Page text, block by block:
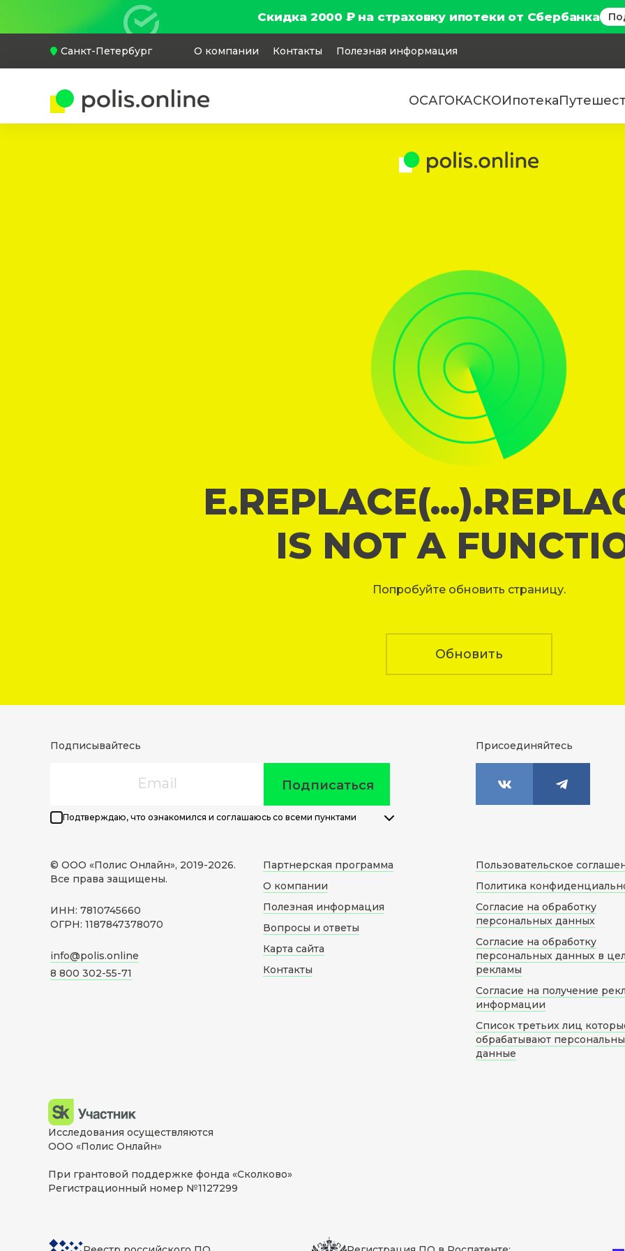
Скидка 2000 ₽ на страховку ипотеки от Сбербанка
Санкт-Петербург О компании Контакты Полезная информация
ОСАГОКАСКОИпотека
IS NOT A
Попробуйте обновить страницу.
Обновить
Подписывайтесь
Подписаться
Подтверждаю, что ознакомился и соглашаюсь со всеми пунктами
Присоединяйтесь
© ООО «Полис Онлайн», 2019-2026.
Все права защищены.
ИНН: 7810745660
ОГРН: 1187847378070
info@polis.online
8 800 302-55-71
Партнерская программа
О компании
Полезная информация
Вопросы и ответы
Карта сайта
Контакты
Пользовательское
Политика
Согласие на обработку
персональных данных
Согласие на обработку
персональных данных в
рекламы
Согласие на получение
информации
Список третьих лиц
обрабатывают
данные
Исследования осуществляются
ООО «Полис Онлайн»
При грантовой поддержке фонда «Сколково»
Регистрационный номер №1127299